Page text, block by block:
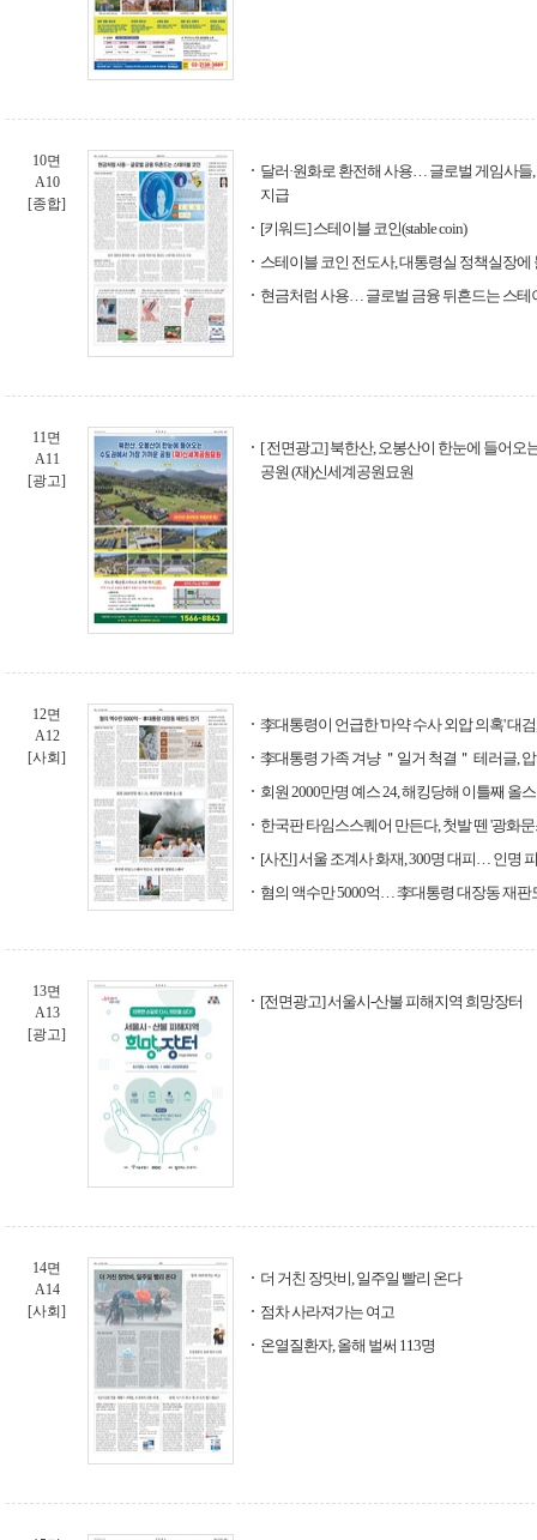
10면
A10
[종합]
달러·원화로 환전해 사용… 글로벌 게임사
지급
[키워드] 스테이블 코인(stable coin)
스테이블 코인 전도사, 대통령실 정책실장에
현금처럼 사용… 글로벌 금융 뒤흔드는 스테
11면
A11
[광고]
[ 전면광고] 북한산, 오봉산이 한눈에 들어오
공원 (재)신세계공원묘원
12면
A12
[사회]
李대통령이 언급한 '마약 수사 외압 의혹' 대
李대통령 가족 겨냥 ＂일거 척결＂ 테러글,
회원 2000만명 예스 24, 해킹당해 이틀째 올
한국판 타임스스퀘어 만든다, 첫발 뗀 '광화
[사진] 서울 조계사 화재, 300명 대피… 인명
혐의 액수만 5000억… 李대통령 대장동 재판
13면
A13
[광고]
[전면광고] 서울시-산불 피해지역 희망장터
14면
A14
[사회]
더 거친 장맛비, 일주일 빨리 온다
점차 사라져가는 여고
온열질환자, 올해 벌써 113명